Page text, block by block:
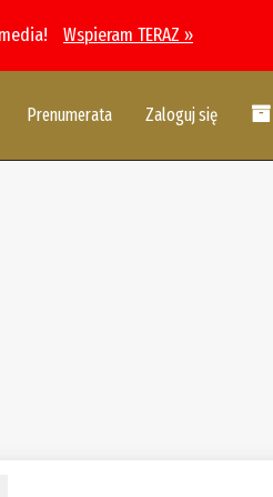
Wspieram TERAZ »
Prenumerata Zaloguj się